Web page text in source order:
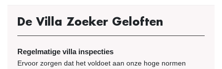
De Villa Zoeker Geloften
Regelmatige villa inspecties
Ervoor zorgen dat het voldoet aan onze hoge normen